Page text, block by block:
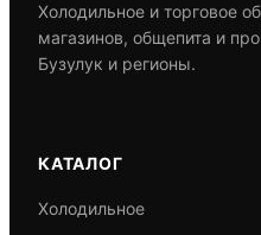
Холодильное и торговое
магазинов, общепита и
Бузулук и регионы.
КАТАЛОГ
Холодильное